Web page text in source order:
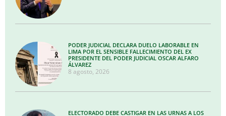
PODER JUDICIAL DECLARA DUELO LABORABLE EN
LIMA POR EL SENSIBLE FALLECIMIENTO DEL EX
PRESIDENTE DEL PODER JUDICIAL OSCAR ALFARO
ÁLVAREZ
8 agosto, 2026
ELECTORADO DEBE CASTIGAR EN LAS URNAS A LOS